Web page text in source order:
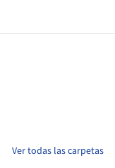
Ver todas las carpetas